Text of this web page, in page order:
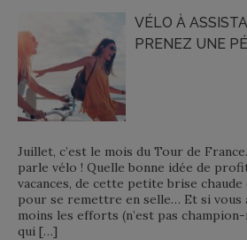
VÉLO À
PRENEZ UNE
Juillet, c’est le mois du Tour de
parle vélo ! Quelle bonne idée de
vacances, de cette petite brise chaude
pour se remettre en selle… Et si vous
moins les efforts (n’est pas
qui […]